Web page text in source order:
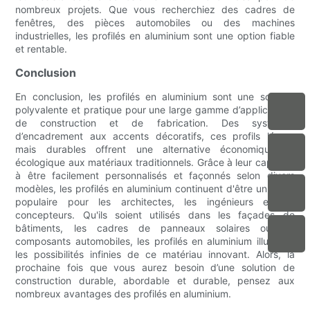
nombreux projets. Que vous recherchiez des cadres de
fenêtres, des pièces automobiles ou des machines
industrielles, les profilés en aluminium sont une option fiable
et rentable.
Conclusion
En conclusion, les profilés en aluminium sont une solution
polyvalente et pratique pour une large gamme d’applications
de construction et de fabrication. Des systèmes
d’encadrement aux accents décoratifs, ces profils légers
mais durables offrent une alternative économique et
écologique aux matériaux traditionnels. Grâce à leur capacité
à être facilement personnalisés et façonnés selon divers
modèles, les profilés en aluminium continuent d'être un choix
populaire pour les architectes, les ingénieurs et les
concepteurs. Qu'ils soient utilisés dans les façades de
bâtiments, les cadres de panneaux solaires ou les
composants automobiles, les profilés en aluminium illustrent
les possibilités infinies de ce matériau innovant. Alors, la
prochaine fois que vous aurez besoin d’une solution de
construction durable, abordable et durable, pensez aux
nombreux avantages des profilés en aluminium.